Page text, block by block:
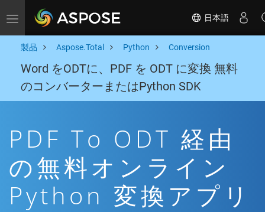
Toggle navigation 日本語
製品 Aspose.Total Python Conversion
Word をODTに、PDF を ODT に変換 無料
のコンバーターまたはPython SDK
PDF To ODT 経由
の無料オンライン
Python 変換アプリ